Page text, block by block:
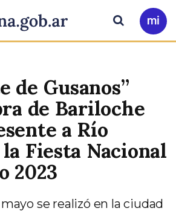
principal
Ir
a
Buscar
de Gusanos”
de Bariloche
a Río
Fiesta Nacional
2023
se realizó en la ciudad